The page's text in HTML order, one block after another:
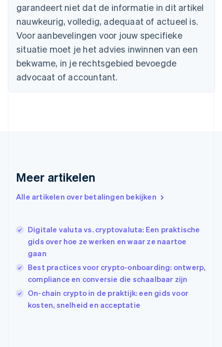
garandeert niet dat de informatie in dit artikel
nauwkeurig, volledig, adequaat of actueel is.
Voor aanbevelingen voor jouw specifieke
situatie moet je het advies inwinnen van een
bekwame, in je rechtsgebied bevoegde
advocaat of accountant.
Meer artikelen
Alle artikelen over betalingen bekijken
Digitale valuta vs. cryptovaluta: Een praktische
gids over hoe ze werken en waar ze naartoe
gaan
Best practices voor crypto-onboarding: ontwerp,
compliance en conversie die schaalbaar zijn
On-chain crypto in de praktijk: een gids voor
kosten, snelheid en acceptatie
Canada
Cyprus
English
Denemarken
English
Duitsland
DeutschEnglish
English
English
English
Ierland
English
India
English
Italië
ItalianoEnglish
日本語 English
Kroatië